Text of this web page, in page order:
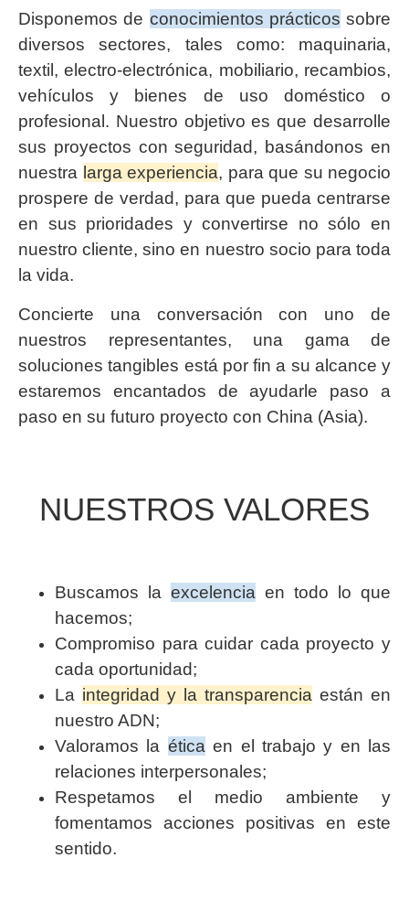
Disponemos de conocimientos prácticos sobre
diversos sectores, tales como: maquinaria,
textil, electro-electrónica, mobiliario, recambios,
vehículos y bienes de uso doméstico o
profesional. Nuestro objetivo es que desarrolle
sus proyectos con seguridad, basándonos en
nuestra larga experiencia, para que su negocio
prospere de verdad, para que pueda centrarse
en sus prioridades y convertirse no sólo en
nuestro cliente, sino en nuestro socio para toda
la vida.
Concierte una conversación con uno de
nuestros representantes, una gama de
soluciones tangibles está por fin a su alcance y
estaremos encantados de ayudarle paso a
paso en su futuro proyecto con China (Asia).
NUESTROS VALORES
Buscamos la excelencia en todo lo que
hacemos;
Compromiso para cuidar cada proyecto y
cada oportunidad;
La integridad y la transparencia están en
nuestro ADN;
Valoramos la éticaen el trabajo y en las
relaciones interpersonales;
Respetamos el medio ambiente y
fomentamos acciones positivas en este
sentido.